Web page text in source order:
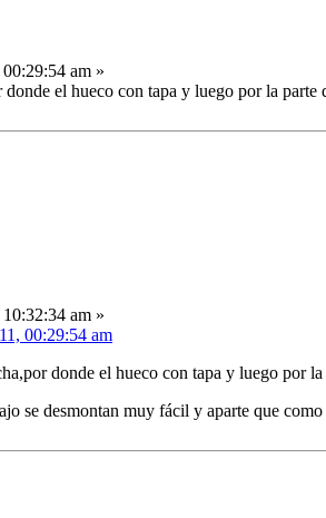
am »
el hueco con tapa y luego por la
am »
00:29:54 am
donde el hueco con tapa y luego por
se desmontan muy fácil y aparte que